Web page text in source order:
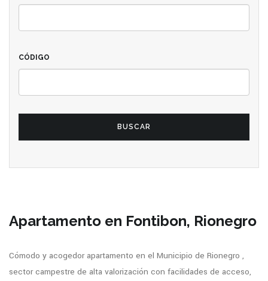
CÓDIGO
BUSCAR
Apartamento en Fontibon, Rionegro
Cómodo y acogedor apartamento en el Municipio de Rionegro ,
sector campestre de alta valorización con facilidades de acceso,